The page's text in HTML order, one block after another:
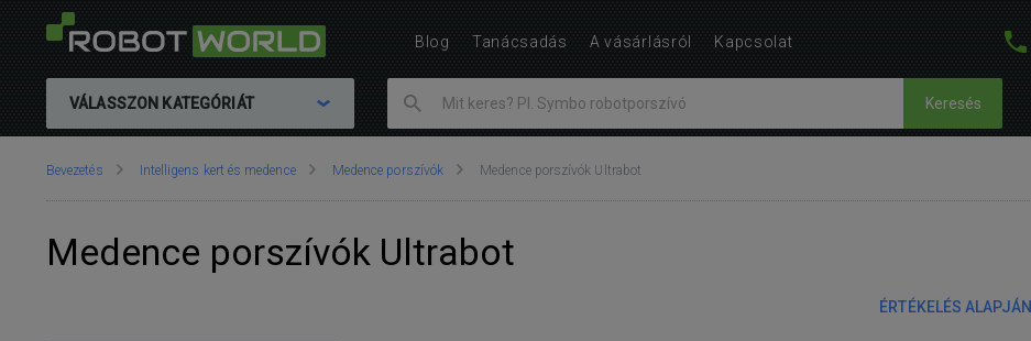
VÁLASSZON KATEGÓRIÁT Keresés
Ön
Bevezetés Intelligens kert és medence Medence porszívók Medence porszívók Ultrabot
Medence porszívók Ultrabot
ÉRTÉKELÉS ALAPJÁN
Blog Tanácsadás A vásárlásról Kapcsolat